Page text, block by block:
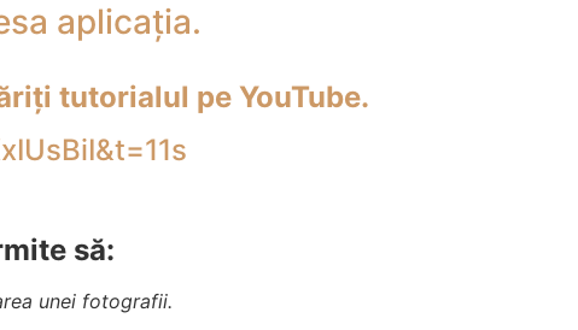
aplicația.
tutorialul pe YouTube.
să:
unei fotografii.